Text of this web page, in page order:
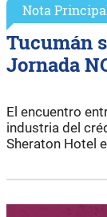
Nota
Tucumán
Jornada
El encuentro
industria del
Sheraton Hotel